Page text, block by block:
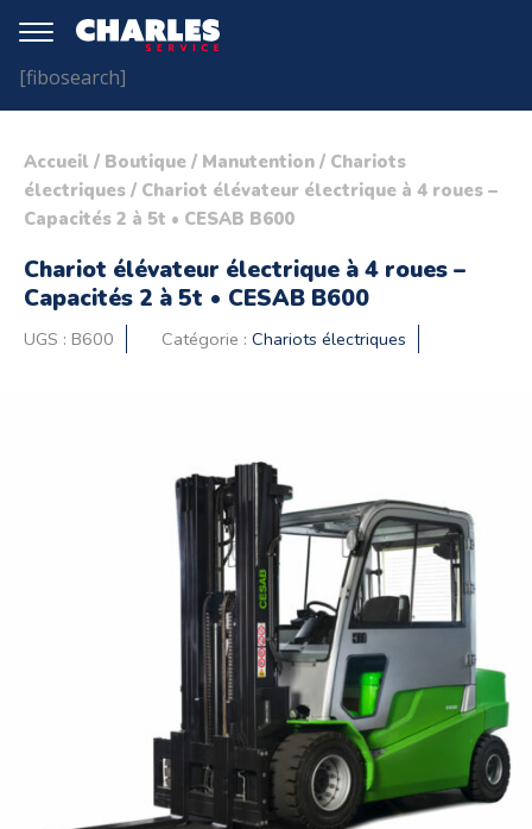
[fibosearch]
Accueil / Boutique / Manutention / Chariots
électriques / Chariot élévateur électrique à 4 roues –
Capacités 2 à 5t • CESAB B600
Chariot élévateur électrique à 4 roues –
Capacités 2 à 5t • CESAB B600
UGS : B600 Catégorie :Chariots électriques